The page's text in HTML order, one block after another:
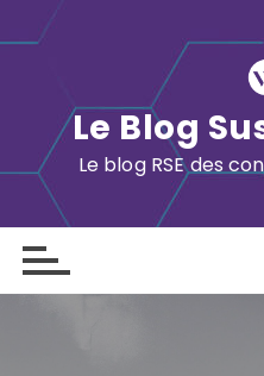
k
o
Le Blog
Le blog RSE des